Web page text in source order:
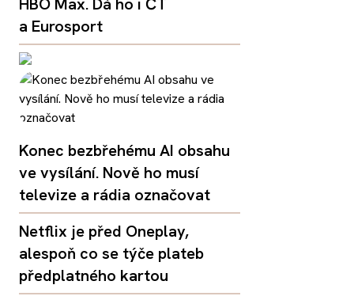
a Eurosport
Konec bezbřehému AI obsahu
ve vysílání. Nově ho musí
televize a rádia označovat
Netflix je před Oneplay,
alespoň co se týče plateb
předplatného kartou